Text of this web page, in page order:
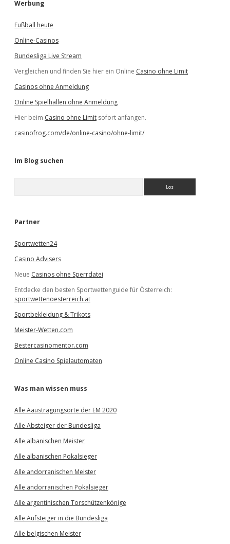
Werbung
Fußball heute
Online-Casinos
Bundesliga Live Stream
Vergleichen und finden Sie hier ein Online Casino ohne Limit
Casinos ohne Anmeldung
Online Spielhallen ohne Anmeldung
Hier beim Casino ohne Limit sofort anfangen.
casinofrog.com/de/online-casino/ohne-limit/
Im Blog suchen
e
Partner
Sportwetten24
Casino Advisers
Neue Casinos ohne Sperrdatei
Entdecke den besten Sportwettenguide für Österreich:
sportwettenoesterreich.at
Sportbekleidung & Trikots
Meister-Wetten.com
Bestercasinomentor.com
Online Casino Spielautomaten
Was man wissen muss
Alle Aaustragungsorte der EM 2020
Alle Absteiger der Bundesliga
Alle albanischen Meister
Alle albanischen Pokalsieger
Alle andorranischen Meister
Alle andorranischen Pokalsieger
Alle argentinischen Torschützenkönige
Alle Aufsteiger in die Bundesliga
Alle belgischen Meister